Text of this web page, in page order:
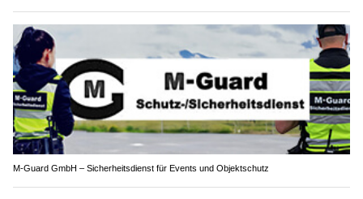
M-Guard GmbH – Sicherheitsdienst für Events und Objektschutz